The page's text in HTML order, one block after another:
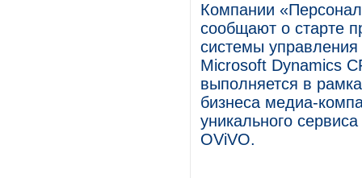
Компании
сообщают о старте
системы
Microsoft Dynamics
выполняется в
бизнеса медиа-
уникального
OViVO.